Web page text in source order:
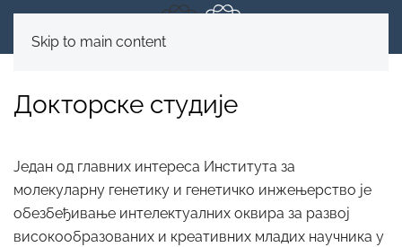
Skip to main content
Докторске студије
Један од главних интереса Института за
молекуларну генетику и генетичко инжењерство је
обезбеђивање интелектуалних оквира за развој
високообразованих и креативних младих научника у